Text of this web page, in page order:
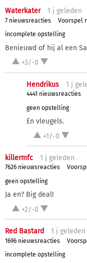
Waterkater 1 j geleden
7 nieuwsreacties
Voorspel
incomplete opstelling
Benieuwd of hij al een
+3/-0
Hendrikus 1 j
4441 nieuwsreacties
geen opstelling
En vleugels.
+1/-0
killermfc 1 j geleden
7626 nieuwsreacties
geen opstelling
Ja en? Big deal!
+2/-0
Red Bastard 1 j geleden
1696 nieuwsreacties
incomplete opstelling